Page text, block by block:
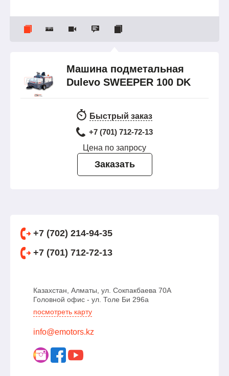
Машина подметальная
Dulevo SWEEPER 100 DK
Быстрый заказ
+7 (701) 712-72-13
Цена по запросу
Заказать
+7 (702) 214-94-35
+7 (701) 712-72-13
Казахстан, Алматы, ул. Сокпакбаева 70А
Головной офис - ул. Толе Би 296а
посмотреть карту
info@emotors.kz